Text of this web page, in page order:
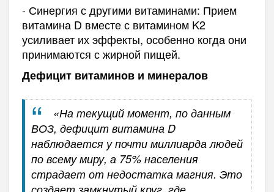
- Синергия с другими витаминами: Прием
витамина D вместе с витамином K2
усиливает их эффекты, особенно когда они
принимаются с жирной пищей.
Дефицит витаминов и минералов
«На текущий момент, по данным
ВОЗ, дефицит витамина D
наблюдается у почти миллиарда людей
по всему миру, а 75% населения
страдает от недостатка магния. Это